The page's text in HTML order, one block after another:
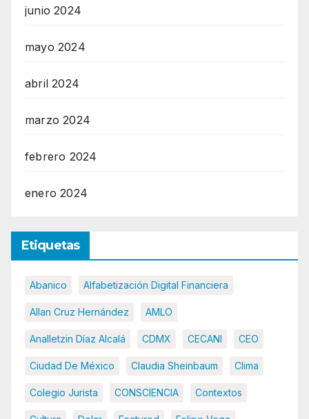
junio 2024
mayo 2024
abril 2024
marzo 2024
febrero 2024
enero 2024
Etiquetas
Abanico Alfabetización Digital Financiera
Allan Cruz Hernández AMLO
Analletzin Díaz Alcalá CDMX CECANI CEO
Ciudad De México Claudia Sheinbaum Clima
Colegio Jurista CONSCIENCIA Contextos